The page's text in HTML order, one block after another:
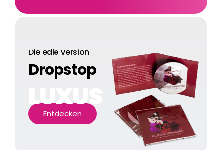
Die edle Version
Dropstop
LUXUS
Entdecken